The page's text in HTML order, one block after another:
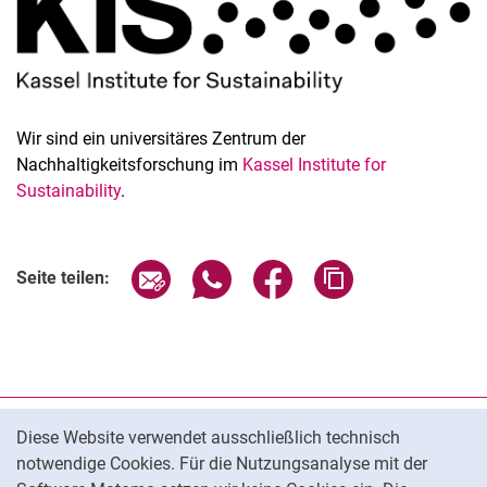
Diese Website verwendet ausschließlich technisch
notwendige Cookies. Für die Nutzungsanalyse mit der
Wir sind ein universitäres Zentrum der
Nachhaltigkeitsforschung im Kassel Institute for
Sustainability.
Seite teilen: Seite über E-Mail teilen
Seite über WhatsApp teilen
Seite über Facebook
Datenschutz
Barrierefreiheit